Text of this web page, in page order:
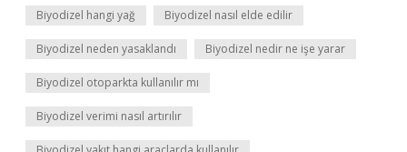
Biyodizel hangi yağ Biyodizel nasıl elde edilir
Biyodizel neden yasaklandı Biyodizel nedir ne işe yarar
Biyodizel otoparkta kullanılır mı
Biyodizel verimi nasıl artırılır